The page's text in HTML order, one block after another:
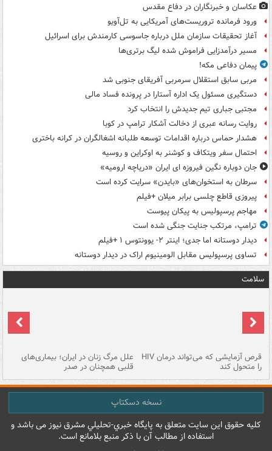
عکاسان و خبرنگاران در دفاع مقدس
ورود فرمانده تروریست‌های آمریکایی به تل‌آویو
آغاز تحقیقات سازمان ملل درباره جاسوسی کارمندش برای اسرائیل
مسیر درآمدزایی فراموش شده لیگ برتری‌ها
پیمان دفاعی مکه!
مربی سابق استقلال سرمربی آفریقای جنوبی شد
دستگیری مسئول یک اداره آستارا در پرونده فساد مالی
مجتبی جباری تیم جدیدش را انتخاب کرد
روایت رسانه عبری از دخالت آشکار ترامپ در کوبا
هشدار حماس درباره اقدامات توسعه طلبانه اشغالگران در کرانه باختری
احتمال سفر ویتکاف و کوشنر به اوکراین و روسیه
جان دوباره نگین فیروزه ای ایران «دریاچه ارومیه»
سرطان به استخوان‌های «بایدن» سرایت کرده است
پیروزی قاطع چلسی برابر میلان +فیلم
مهاجم پرسپولیس به پیکان پیوست
ترامپ، مرتکب جنایت جنگی شده است
دیدار دوستانه اما جدی؛ اینتر ۲- یوونتوس ۱ +فیلم
تساوی پرسپولیس مقابل الومینیوم اراک در دیدار دوستانه
سلامت
قرص آزمایشی که می‌تواند درمان HIV
را متحول کند
علل مرگ زنان در ایران؛ بیماری‌های
قلبی همچنان در صدر
نسخه دسکتاپ
کليه حقوق اين سايت متعلق به پایگاه خبري-تحليلي مشرق نيوز می باشد و
استفاده از مطالب آن با ذکر منبع بلامانع است.